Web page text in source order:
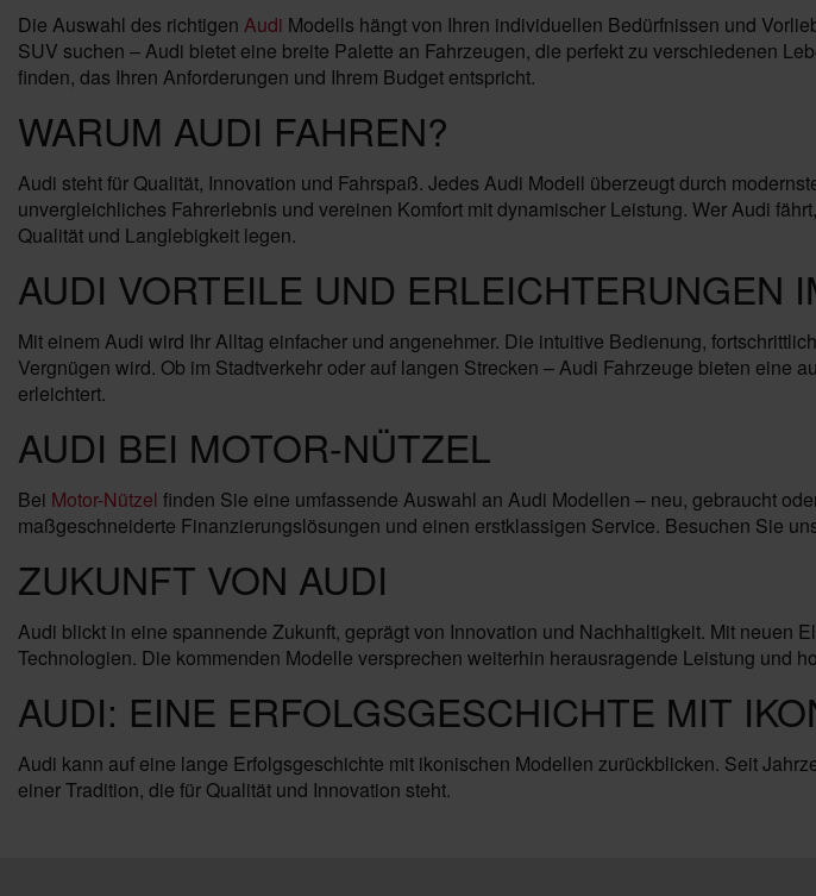
Die Auswahl des richtigen Audi Modells hängt von Ihren individuellen Bedürfnissen und
SUV suchen – Audi bietet eine breite Palette an Fahrzeugen, die perfekt zu verschiedenen
finden, das Ihren Anforderungen und Ihrem Budget entspricht.
WARUM AUDI FAHREN?
Audi steht für Qualität, Innovation und Fahrspaß. Jedes Audi Modell überzeugt durch
unvergleichliches Fahrerlebnis und vereinen Komfort mit dynamischer Leistung. Wer Audi
Qualität und Langlebigkeit legen.
AUDI VORTEILE UND ERLEICHTERUNGEN
Mit einem Audi wird Ihr Alltag einfacher und angenehmer. Die intuitive Bedienung,
Vergnügen wird. Ob im Stadtverkehr oder auf langen Strecken – Audi Fahrzeuge bieten
erleichtert.
AUDI BEI MOTOR-NÜTZEL
Bei Motor-Nützel finden Sie eine umfassende Auswahl an Audi Modellen – neu, gebraucht
maßgeschneiderte Finanzierungslösungen und einen erstklassigen Service. Besuchen Sie
ZUKUNFT VON AUDI
Audi blickt in eine spannende Zukunft, geprägt von Innovation und Nachhaltigkeit. Mit neuen
Technologien. Die kommenden Modelle versprechen weiterhin herausragende Leistung und
AUDI: EINE ERFOLGSGESCHICHTE MIT
Audi kann auf eine lange Erfolgsgeschichte mit ikonischen Modellen zurückblicken. Seit
einer Tradition, die für Qualität und Innovation steht.